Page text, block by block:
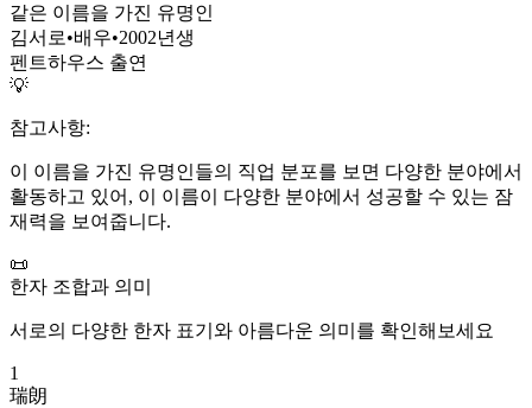
같은 이름을 가진 유명인
김서로•배우•2002년생
펜트하우스 출연
💡
참고사항:
이 이름을 가진 유명인들의 직업 분포를 보면 다양한 분야에서
활동하고 있어, 이 이름이 다양한 분야에서 성공할 수 있는 잠
재력을 보여줍니다.
📜
한자 조합과 의미
서로의 다양한 한자 표기와 아름다운 의미를 확인해보세요
1
瑞朗